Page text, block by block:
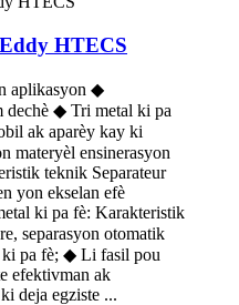
HTECS
aplikasyon ◆
◆ Tri metal ki pa
ak aparèy kay ki
materyèl ensinerasyon
teknik Separateur
yon ekselan efè
ki pa fè: Karakteristik
separasyon otomatik
ki pa fè; ◆ Li fasil pou
efektivman ak
deja egziste ...